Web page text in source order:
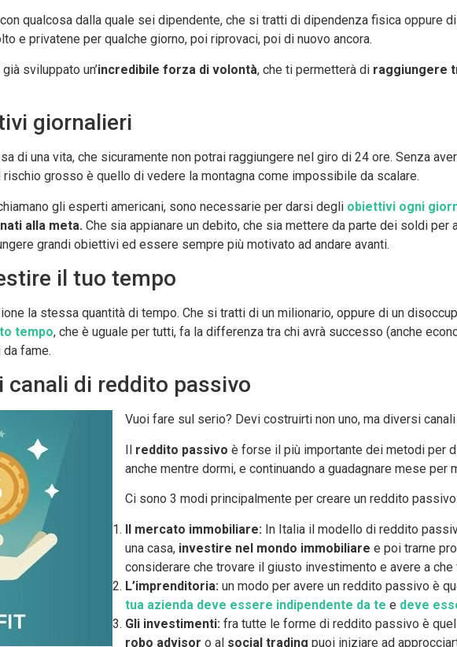
qualcosa dalla quale sei dipendente, che si tratti di dipendenza fisica oppure
e privatene per qualche giorno, poi riprovaci, poi di nuovo ancora.
sviluppato un’incredibile forza di volontà, che ti permetterà di raggiungere
giornalieri
di una vita, che sicuramente non potrai raggiungere nel giro di 24 ore. Senza
rischio grosso è quello di vedere la montagna come impossibile da scalare.
gli esperti americani, sono necessarie per darsi degli obiettivi ogni
alla meta. Che sia appianare un debito, che sia mettere da parte dei soldi per
grandi obiettivi ed essere sempre più motivato ad andare avanti.
il tuo tempo
la stessa quantità di tempo. Che si tratti di un milionario, oppure di un
tempo, che è uguale per tutti, fa la differenza tra chi avrà successo (anche
fame.
canali di reddito passivo
Vuoi fare sul serio? Devi costruirti non uno, ma diversi
Il reddito passivo è forse il più importante dei metodi per
anche mentre dormi, e continuando a guadagnare mese per
Ci sono 3 modi principalmente per creare un reddito passivo:
Il mercato immobiliare: In Italia il modello di reddito
una casa, investire nel mondo immobiliare e poi trarne
considerare che trovare il giusto investimento e avere a
L’imprenditoria: un modo per avere un reddito passivo è
tua azienda deve essere indipendente da te e deve
Gli investimenti: fra tutte le forme di reddito passivo è
robo advisor o al social trading puoi iniziare ad